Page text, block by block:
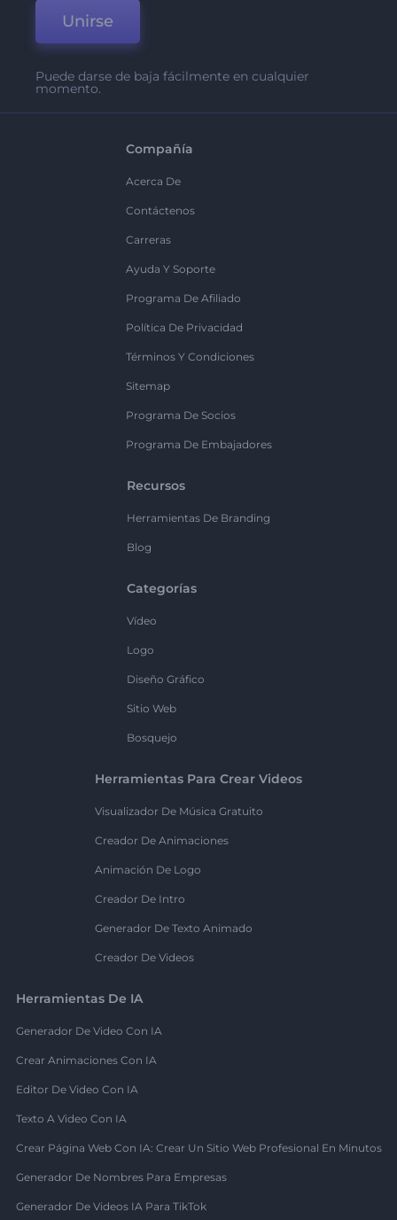
Unirse
Puede darse de baja fácilmente en cualquier
momento.
Compañía
Acerca De
Contáctenos
Carreras
Ayuda Y Soporte
Programa De Afiliado
Política De Privacidad
Términos Y Condiciones
Sitemap
Programa De Socios
Programa De Embajadores
Recursos
Herramientas De Branding
Blog
Categorías
Vídeo
Logo
Diseño Gráfico
Sitio Web
Bosquejo
Herramientas Para Crear Videos
Visualizador De Música Gratuito
Creador De Animaciones
Animación De Logo
Creador De Intro
Generador De Texto Animado
Creador De Videos
Herramientas De IA
Generador De Video Con IA
Crear Animaciones Con IA
Editor De Video Con IA
Texto A Video Con IA
Crear Página Web Con IA: Crear Un Sitio Web Profesional En Minutos
Generador De Nombres Para Empresas
Generador De Videos IA Para TikTok